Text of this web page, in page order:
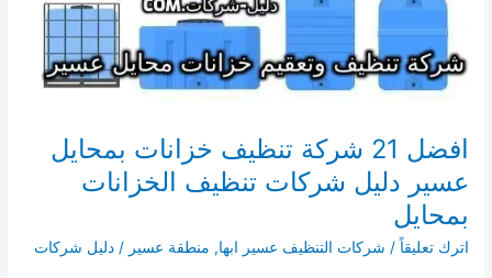
مكيفات
عسير
افضل 21 شركة تنظيف خزانات بمحايل
عسير دليل شركات تنظيف الخزانات
بمحايل
اترك تعليقاً / شركات التنظيف عسير ابها, منطقة عسير /دليل شركات